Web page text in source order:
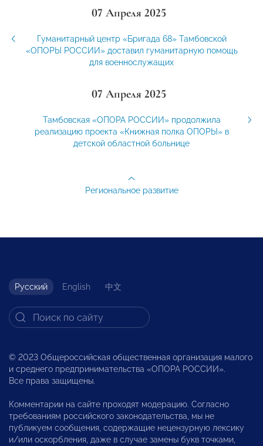
07 Апреля 2025
Гуманитарный центр «Бригада 68» Тамбовской
«ОПОРЫ РОССИИ» доставил гуманитарную помощь
для военнослужащих
07 Апреля 2025
Тамбовская «ОПОРА РОССИИ» продолжила
реализацию проекта «Книжная полка ОПОРЫ» в
детской областной больнице
Региональное развитие
Русский English 中文
© 2023 Общероссийская общественная организация малого
и среднего предпринимательства «ОПОРА РОССИИ».
Все права защищены.
Комментарии на сайте проходят модерацию. Согласно
требованиям российского законодательства, мы не
публикуем сообщения, содержащие нецензурную лексику
и/или оскорбления, даже в случае замены букв точками,